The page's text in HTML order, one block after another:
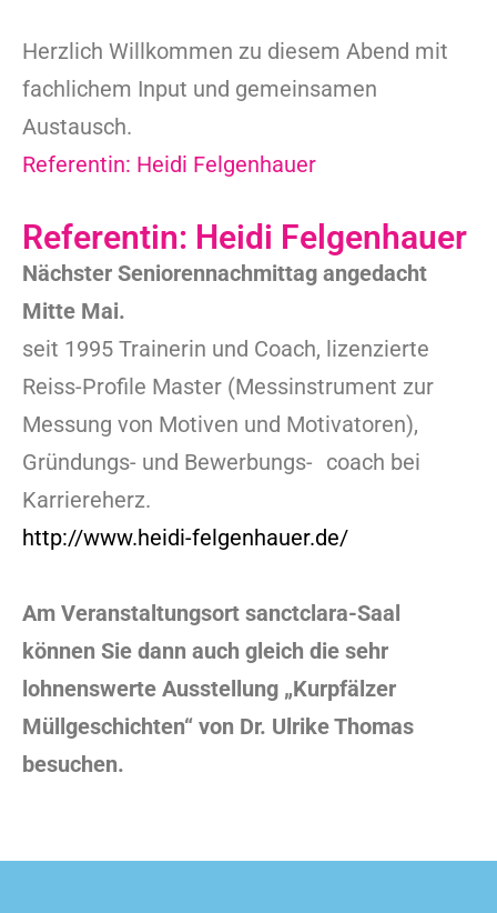
Herzlich Willkommen zu diesem Abend mit
fachlichem Input und gemeinsamen
Austausch.
Referentin: Heidi Felgenhauer
Referentin: Heidi Felgenhauer
Nächster Seniorennachmittag angedacht
Mitte Mai.
seit 1995 Trainerin und Coach, lizenzierte
Reiss-Profile Master (Messinstrument zur
Messung von Motiven und Motivatoren),
Gründungs- und Bewerbungs- coach bei
Karriereherz.
http://www.heidi-felgenhauer.de/
Am Veranstaltungsort sanctclara-Saal
können Sie dann auch gleich die sehr
lohnenswerte Ausstellung „Kurpfälzer
Müllgeschichten“ von Dr. Ulrike Thomas
besuchen.